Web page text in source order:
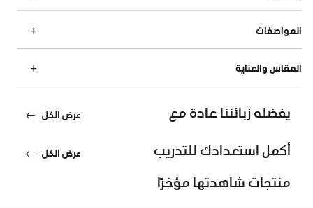
المواصفات
المقاس والعناية
يفضله زبائننا عادة مع عرض الكل
أكمل استعدادك للتدريب عرض الكل
منتجات شاهدتها مؤخرًا